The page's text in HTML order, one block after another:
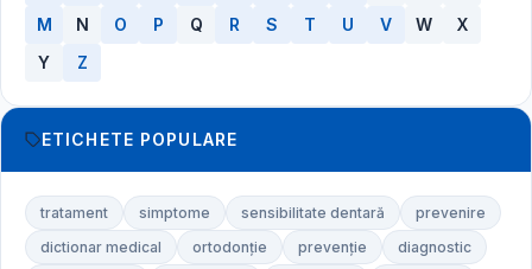
M
N O P Q R S T U V W
X
Y
Z
ETICHETE POPULARE
tratament simptome sensibilitate dentară
prevenire
dictionar medical
ortodonție prevenție
diagnostic